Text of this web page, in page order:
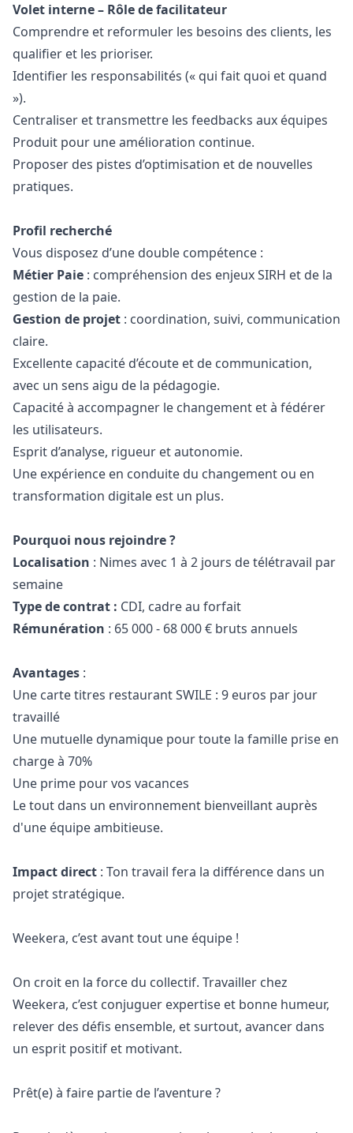
Volet interne – Rôle de facilitateur
Comprendre et reformuler les besoins des clients, les
qualifier et les prioriser.
Identifier les responsabilités (« qui fait quoi et quand
»).
Centraliser et transmettre les feedbacks aux équipes
Produit pour une amélioration continue.
Proposer des pistes d’optimisation et de nouvelles
pratiques.
Profil recherché
Vous disposez d’une double compétence :
Métier Paie : compréhension des enjeux SIRH et de la
gestion de la paie.
Gestion de projet : coordination, suivi, communication
claire.
Excellente capacité d’écoute et de communication,
avec un sens aigu de la pédagogie.
Capacité à accompagner le changement et à fédérer
les utilisateurs.
Esprit d’analyse, rigueur et autonomie.
Une expérience en conduite du changement ou en
transformation digitale est un plus.
Pourquoi nous rejoindre ?
Localisation : Nimes avec 1 à 2 jours de télétravail par
semaine
Type de contrat : CDI, cadre au forfait
Rémunération : 65 000 - 68 000 € bruts annuels
Avantages :
Une carte titres restaurant SWILE : 9 euros par jour
travaillé
Une mutuelle dynamique pour toute la famille prise en
charge à 70%
Une prime pour vos vacances
Le tout dans un environnement bienveillant auprès
d'une équipe ambitieuse.
Impact direct : Ton travail fera la différence dans un
projet stratégique.
Weekera, c’est avant tout une équipe !
On croit en la force du collectif. Travailler chez
Weekera, c’est conjuguer expertise et bonne humeur,
relever des défis ensemble, et surtout, avancer dans
un esprit positif et motivant.
Prêt(e) à faire partie de l’aventure ?